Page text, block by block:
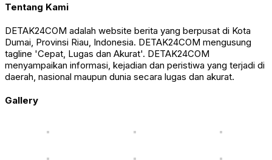
Tentang Kami
DETAK24COM adalah website berita yang berpusat di Kota
Dumai, Provinsi Riau, Indonesia. DETAK24COM mengusung
tagline 'Cepat, Lugas dan Akurat'. DETAK24COM
menyampaikan informasi, kejadian dan peristiwa yang terjadi di
daerah, nasional maupun dunia secara lugas dan akurat.
Gallery